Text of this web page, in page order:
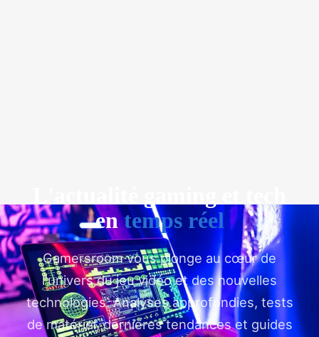
entemps réel
Gamersroom vous plonge au cœur de
l'univers du jeu vidéo et des nouvelles
technologies. Analyses approfondies, tests
de matériel, dernières tendances et guides